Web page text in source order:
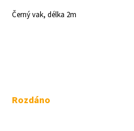
Černý vak, délka 2m
Měrná
Rozdáno
a